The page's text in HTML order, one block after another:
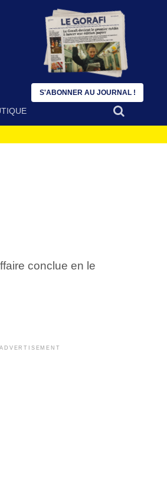
conclue en le
ADVERTISEMENT
S'ABONNER AU JOURNAL !